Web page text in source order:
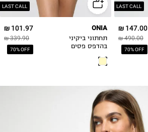
LAST CALL
147.00 ₪
490.00 ₪
70% OFF
LAST CALL
101.97 ₪
339.90 ₪
70% OFF
ONIA
תחתוני ביקיני
בהדפס פסים